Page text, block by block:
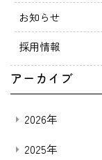
お知らせ
採用情報
アーカイブ
2026年
2025年